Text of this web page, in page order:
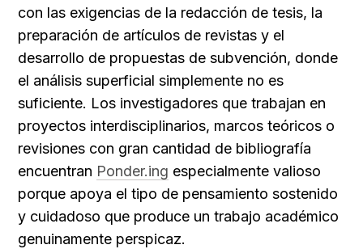
con las exigencias de la redacción de tesis, la
preparación de artículos de revistas y el
desarrollo de propuestas de subvención, donde
el análisis superficial simplemente no es
suficiente. Los investigadores que trabajan en
proyectos interdisciplinarios, marcos teóricos o
revisiones con gran cantidad de bibliografía
encuentran Ponder.ing especialmente valioso
porque apoya el tipo de pensamiento sostenido
y cuidadoso que produce un trabajo académico
genuinamente perspicaz.